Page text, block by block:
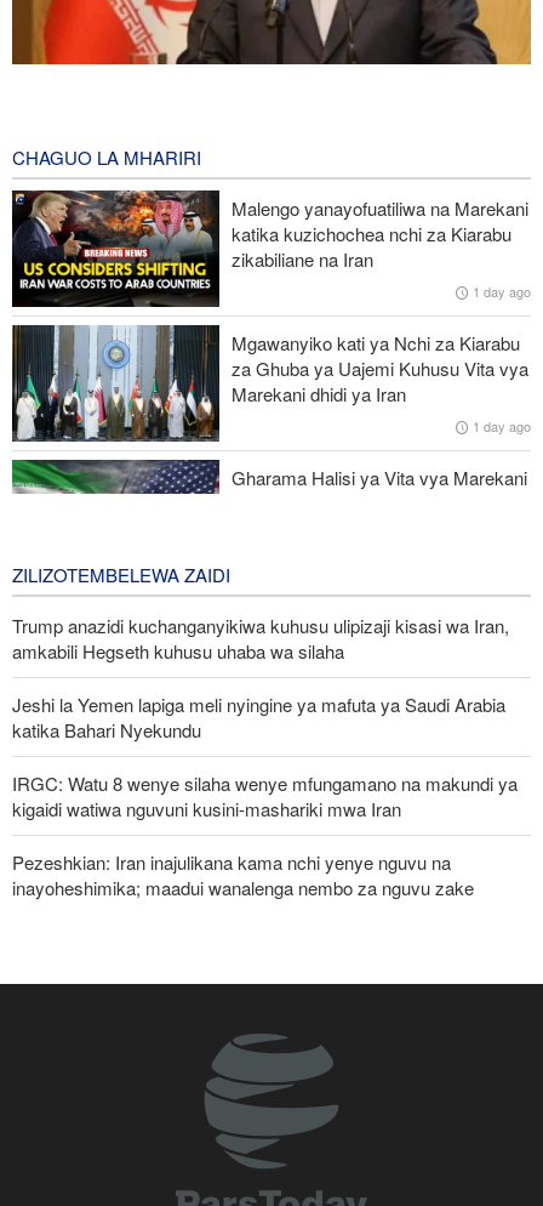
Waziri wa Ulinzi: Vikosi vya Iran vimesheheni silaha za kujibu
mapigo kwa tishio lolote lile
UNSC: Kundi la DAESH (ISIS) lingali ni tishio kubwa kwa
usalama barani Afrika
Tume ya kupambana na uhalifu wa kiuchumi Nigeria yafunga
akaunti za serikali ya jimbo
Taarifa ya nchi 8 za Kiarabu na Kiislamu yalaani jinai za Israel
Ghaza
CHAGUO LA MHARIRI
Malengo yanayofuatiliwa na Marekani
katika kuzichochea nchi za Kiarabu
zikabiliane na Iran
1 day ago
Mgawanyiko kati ya Nchi za Kiarabu
za Ghuba ya Uajemi Kuhusu Vita vya
Marekani dhidi ya Iran
1 day ago
Gharama Halisi ya Vita vya Marekani
ZILIZOTEMBELEWA ZAIDI
Trump anazidi kuchanganyikiwa kuhusu ulipizaji kisasi wa Iran,
amkabili Hegseth kuhusu uhaba wa silaha
Jeshi la Yemen lapiga meli nyingine ya mafuta ya Saudi Arabia
katika Bahari Nyekundu
IRGC: Watu 8 wenye silaha wenye mfungamano na makundi ya
kigaidi watiwa nguvuni kusini-mashariki mwa Iran
Pezeshkian: Iran inajulikana kama nchi yenye nguvu na
inayoheshimika; maadui wanalenga nembo za nguvu zake
Malengo yanayofuatiliwa na Marekani katika kuzichochea nchi za
Kiarabu zikabiliane na Iran